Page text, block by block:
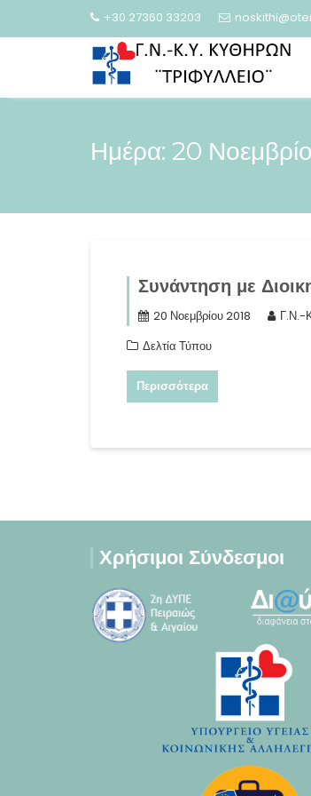
+30 27360 33203
Ημέρα: 20
Συνάντηση με
20 Νοεμβρίου 2018
Γ.Ν.-
Δελτία Τύπου
Περισσότερα
Χρήσιμοι Σύνδεσμοι